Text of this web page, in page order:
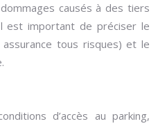
causés à des tiers
est important de préciser le
tous risques) et le
d’accès au parking,